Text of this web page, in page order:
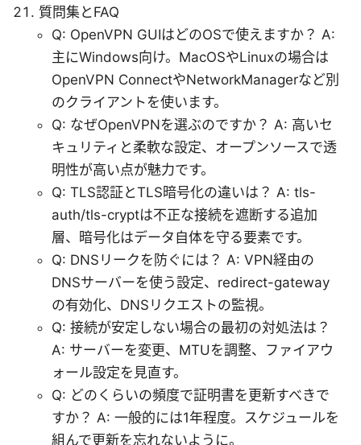
質問集とFAQ
Q: OpenVPN GUIはどのOSで使えますか？ A:
主にWindows向け。MacOSやLinuxの場合は
OpenVPN ConnectやNetworkManagerなど別
のクライアントを使います。
Q: なぜOpenVPNを選ぶのですか？ A: 高いセ
キュリティと柔軟な設定、オープンソースで透
明性が高い点が魅力です。
Q: TLS認証とTLS暗号化の違いは？ A: tls-
auth/tls-cryptは不正な接続を遮断する追加
層、暗号化はデータ自体を守る要素です。
Q: DNSリークを防ぐには？ A: VPN経由の
DNSサーバーを使う設定、redirect-gateway
の有効化、DNSリクエストの監視。
Q: 接続が安定しない場合の最初の対処法は？
A: サーバーを変更、MTUを調整、ファイアウ
ォール設定を見直す。
Q: どのくらいの頻度で証明書を更新すべきで
すか？ A: 一般的には1年程度。スケジュールを
組んで更新を忘れないように。